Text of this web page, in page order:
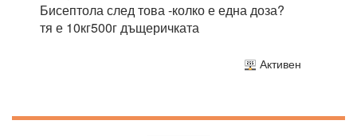
Бисептола след това -колко е една доза?
тя е 10кг500г дъщеричката
Активен